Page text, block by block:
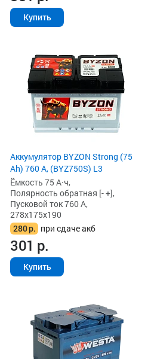
Купить
Аккумулятор BYZON Strong (75
Ah) 760 А, (BYZ750S) L3
Ёмкость 75 А·ч,
Полярность обратная [- +],
Пусковой ток 760 А,
278x175x190
280р. при сдаче акб
301 р.
Купить